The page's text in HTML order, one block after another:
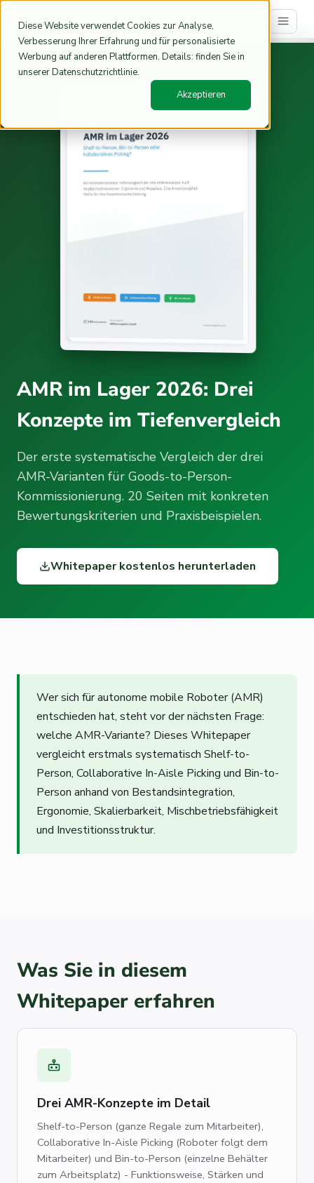
Diese Website verwendet Cookies zur Analyse,
Verbesserung Ihrer Erfahrung und für personalisierte
Werbung auf anderen Plattformen. Details: finden Sie in
unserer Datenschutzrichtlinie.
Akzeptieren
Home/Resources/Whitepaper AMR Tiefenvergleich 2026
AMR im Lager 2026: Drei
Konzepte im Tiefenvergleich
Der erste systematische Vergleich der drei
AMR-Varianten für Goods-to-Person-
Kommissionierung. 20 Seiten mit konkreten
Bewertungskriterien und Praxisbeispielen.
Whitepaper kostenlos herunterladen
Wer sich für autonome mobile Roboter (AMR)
entschieden hat, steht vor der nächsten Frage:
welche AMR-Variante? Dieses Whitepaper
vergleicht erstmals systematisch Shelf-to-
Person, Collaborative In-Aisle Picking und Bin-to-
Person anhand von Bestandsintegration,
Ergonomie, Skalierbarkeit, Mischbetriebsfähigkeit
und Investitionsstruktur.
Was Sie in diesem
Whitepaper erfahren
Drei AMR-Konzepte im Detail
Shelf-to-Person (ganze Regale zum Mitarbeiter),
Collaborative In-Aisle Picking (Roboter folgt dem
Mitarbeiter) und Bin-to-Person (einzelne Behälter
zum Arbeitsplatz) - Funktionsweise, Stärken und